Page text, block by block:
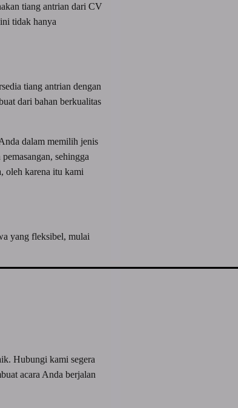
tiang antrian dari CV
tidak hanya
tiang antrian dengan
dari bahan berkualitas
dalam memilih jenis
sehingga
oleh karena itu kami
yang fleksibel, mulai
Hubungi kami segera
acara Anda berjalan